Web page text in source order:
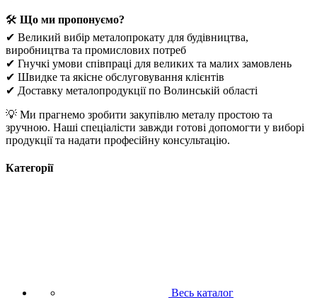
🛠 Що ми пропонуємо?
✔ Великий вибір металопрокату для будівництва,
виробництва та промислових потреб
✔ Гнучкі умови співпраці для великих та малих замовлень
✔ Швидке та якісне обслуговування клієнтів
✔ Доставку металопродукції по Волинській області
💡 Ми прагнемо зробити закупівлю металу простою та
зручною. Наші спеціалісти завжди готові допомогти у виборі
продукції та надати професійну консультацію.
Категорії
Весь каталог